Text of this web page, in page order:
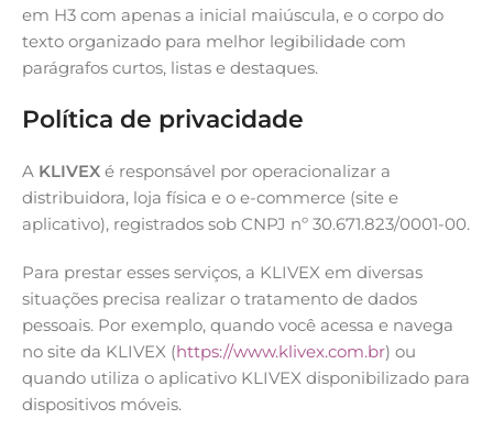
em H3 com apenas a inicial maiúscula, e o corpo do
texto organizado para melhor legibilidade com
parágrafos curtos, listas e destaques.
Política de privacidade
A KLIVEX é responsável por operacionalizar a
distribuidora, loja física e o e-commerce (site e
aplicativo), registrados sob CNPJ nº 30.671.823/0001-00.
Para prestar esses serviços, a KLIVEX em diversas
situações precisa realizar o tratamento de dados
pessoais. Por exemplo, quando você acessa e navega
no site da KLIVEX (https://www.klivex.com.br) ou
quando utiliza o aplicativo KLIVEX disponibilizado para
dispositivos móveis.